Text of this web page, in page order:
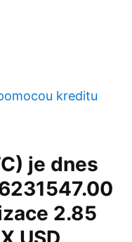
kreditu
je dnes
2.85